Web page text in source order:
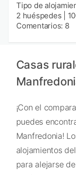
Tipo de
2 huéspedes
Comentarios: 8
Casas
¡Con el
puedes
Manfredonia!
alojamientos
para alejarse